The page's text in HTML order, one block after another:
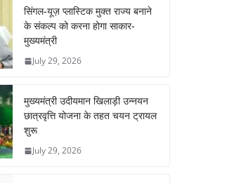
सिंगल-यूज़ प्लास्टिक मुक्त राज्य बनाने
के संकल्प को करना होगा साकार-
मुख्यमंत्री
July 29, 2026
मुख्यमंत्री उदीयमान खिलाड़ी उन्नयन
छात्रवृत्ति योजना के तहत चयन ट्रायल
शुरू
July 29, 2026